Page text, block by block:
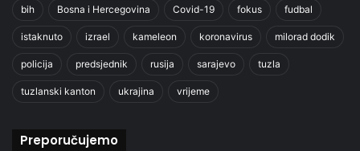
bih Bosna i Hercegovina Covid-19 fokus fudbal
istaknuto izrael kameleon koronavirus milorad dodik
policija predsjednik rusija sarajevo tuzla
tuzlanski kanton ukrajina vrijeme
Preporučujemo